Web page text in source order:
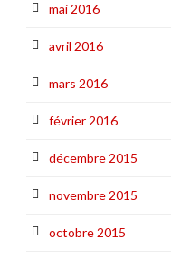
mai 2016
avril 2016
mars 2016
février 2016
décembre 2015
novembre 2015
octobre 2015